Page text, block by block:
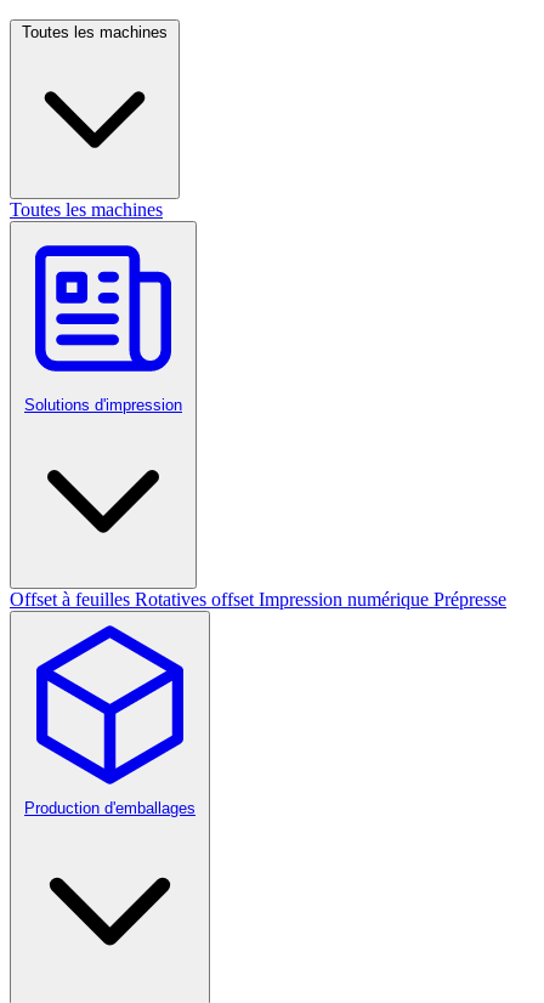
Toutes les machines
Toutes les machines
Solutions d'impression
Offset à feuilles Rotatives offset Impression numérique Prépresse
Production d'emballages